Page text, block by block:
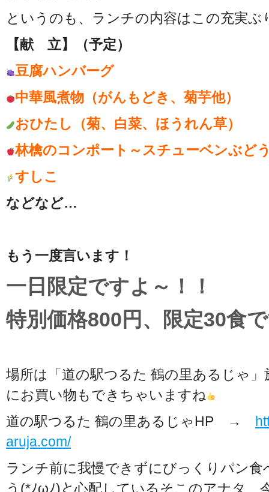
というのも、ランチの内容はこの充実ぶ
【献 立】（予定）
豆腐ハンバーグ
中華風煮物（がんもどき、菊芋他）
おひたし（菊、白菜、ほうれん草）
林檎のコンポート～スチューベンぶど
すしこ
などなど…
もう一度言います！
一日限定ですよ～！！
特別価格800円、限定30食
場所は「道の駅つるた 鶴の里あるじゃ
にお買い物もできちゃいますね
道の駅つるた 鶴の里あるじゃHP →
aruja.com/
ランチ前に我慢できずにびっくりパン
う(*ﾉωﾉ)と心配しているそこのアナタ、